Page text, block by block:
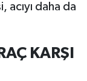
acıyı daha da
KARŞI